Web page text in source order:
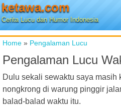
ketawa.com
Cerita Lucu dan Humor Indonesia
Home » Pengalaman Lucu
Pengalaman Lucu
Dulu sekali sewaktu saya masih
nongkrong di warung pinggir
balad-balad waktu itu.